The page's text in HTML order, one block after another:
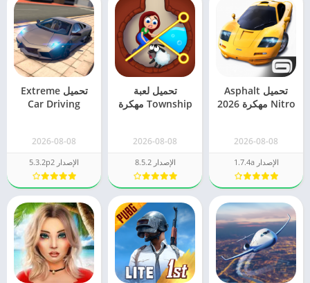
تحميل Asphalt
Nitro مهكرة 2026
2026-08-08
الإصدار 1.7.4a
تحميل لعبة
Township مهكرة
2026-08-08
الإصدار 8.5.2
تحميل Extreme
Car Driving
2026-08-08
الإصدار 5.3.2p2